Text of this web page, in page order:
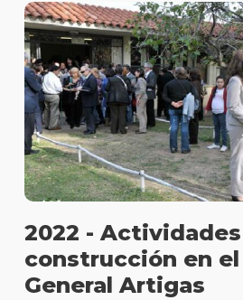
2022 -
construcción en
General Artigas